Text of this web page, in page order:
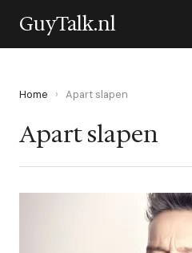
GuyTalk.nl
Home › Apart slapen
Apart slapen